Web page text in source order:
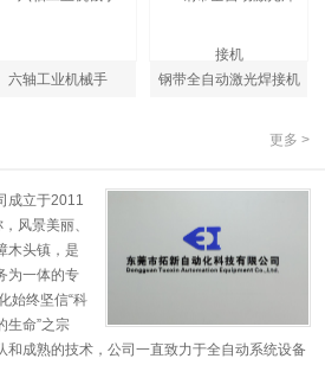
六轴工业机械手 钢带全自动激光焊接机
更多 >
成立于2011
风景美丽、
木头镇，是
为一体的专
始终坚信“科
生命”之宗
和成熟的技术，公司一直致力于全自动系统设备